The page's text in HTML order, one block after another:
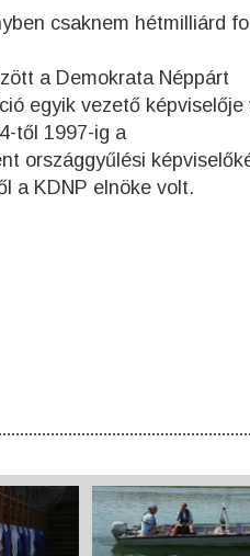
csaknem hétmilliárd
a Demokrata Néppárt
egyik vezető képviselője
től 1997-ig a
országgyűlési
a KDNP elnöke volt.